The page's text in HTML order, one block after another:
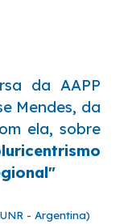
da AAPP
Mendes, da
ela, sobre
"
- Argentina)